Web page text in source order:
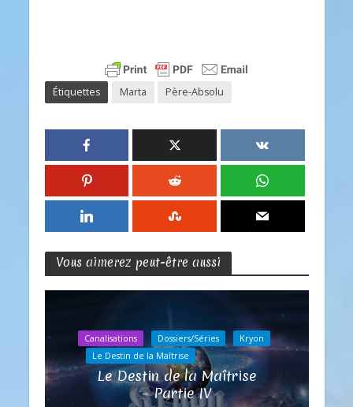
Étiquettes Marta Père-Absolu
Vous aimerez peut-être aussi
Canalisations Dossiers/Séries
Kryon
Le Destin de la Maîtrise
Le Destin de la Maîtrise
– Partie IV